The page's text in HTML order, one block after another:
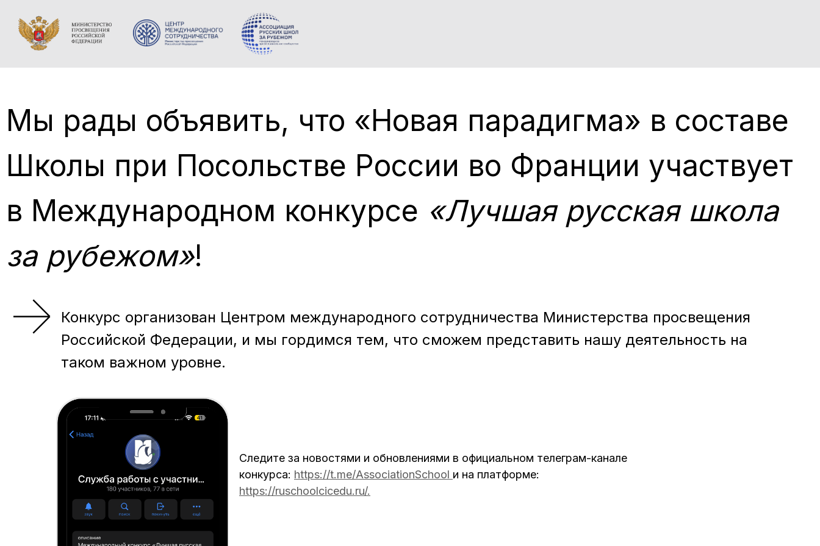
Конкурс организован Центром международного сотрудничества Министерства просвещения
Российской Федерации, и мы гордимся тем, что сможем представить нашу деятельность на
таком важном уровне.
Следите за новостями и обновлениями в официальном телеграм-канале
конкурса: https://t.me/AssociationSchool и на платформе:
https://ruschoolcicedu.ru/.
Мы рады объявить, что «Новая парадигма» в составе
Школы при Посольстве России во Франции участвует
в Международном конкурсе «Лучшая русская школа
за рубежом»!